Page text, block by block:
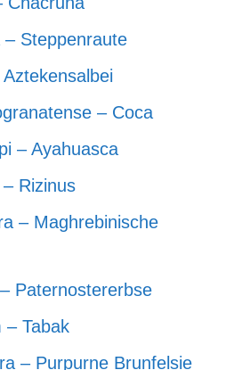
Steppenraute
– Coca
– Ayahuasca
Rizinus
– Maghrebinische
Paternostererbse
– Tabak
– Purpurne Brunfelsie